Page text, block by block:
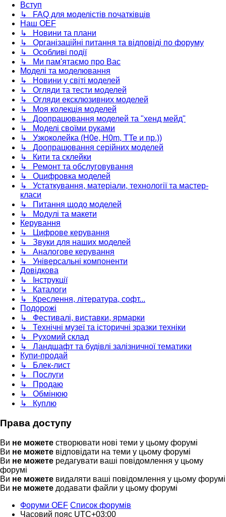
Вступ
↳ FAQ для моделістів початківців
Наш OEF
↳ Новини та плани
↳ Організаційні питання та відповіді по форуму
↳ Особливі події
↳ Ми пам'ятаємо про Вас
Моделі та моделювання
↳ Новини у світі моделей
↳ Огляди та тести моделей
↳ Огляди ексклюзивних моделей
↳ Моя колекція моделей
↳ Доопрацювання моделей та "хенд мейд"
↳ Моделі своїми руками
↳ Узкоколейка (H0e, H0m, TTe и пр.))
↳ Доопрацювання серійних моделей
↳ Кити та склейки
↳ Ремонт та обслуговування
↳ Оцифровка моделей
↳ Устаткування, матеріали, технології та мастер-
класи
↳ Питання щодо моделей
↳ Модулі та макети
Керування
↳ Цифрове керування
↳ Звуки для наших моделей
↳ Аналогове керування
↳ Універсальні компоненти
Довідкова
↳ Інструкції
↳ Каталоги
↳ Креслення, література, софт...
Подорожі
↳ Фестивалі, виставки, ярмарки
↳ Технічні музеї та історичні зразки техніки
↳ Рухомий склад
↳ Ландшафт та будівлі залізничної тематики
Купи-продай
↳ Блек-лист
↳ Послуги
↳ Продаю
↳ Обмінюю
↳ Куплю
Права доступу
Ви не можете створювати нові теми у цьому форумі
Ви не можете відповідати на теми у цьому форумі
Ви не можете редагувати ваші повідомлення у цьому
форумі
Ви не можете видаляти ваші повідомлення у цьому форумі
Ви не можете додавати файли у цьому форумі
Форуми OEF Список форумів
Часовий пояс UTC+03:00